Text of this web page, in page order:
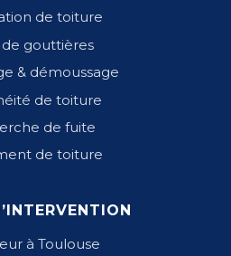
de toiture
de gouttières
& démoussage
de toiture
de fuite
de toiture
à Toulouse